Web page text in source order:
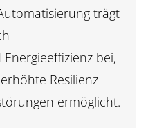
trägt
bei,
Resilienz
ermöglicht.